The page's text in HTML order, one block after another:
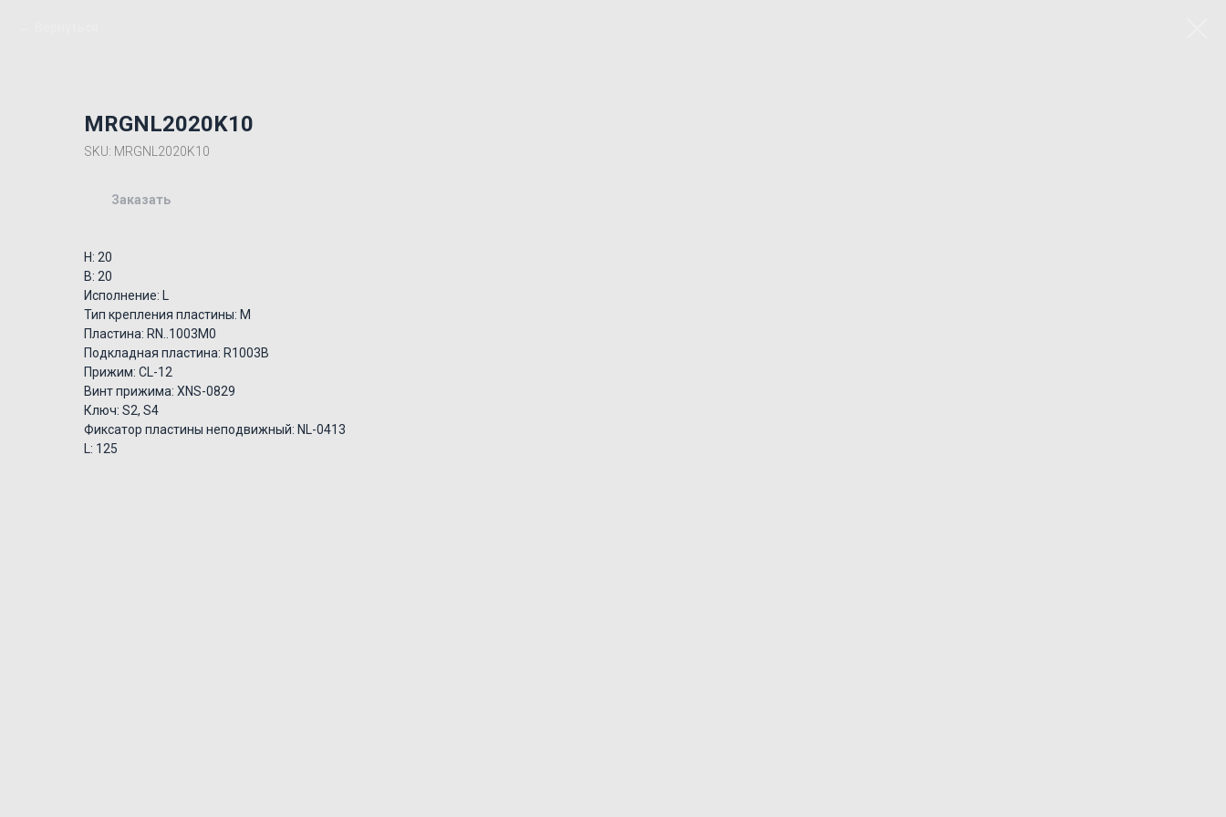
MRGNL2020K10
SKU: MRGNL2020K10
Заказать
H: 20
B: 20
Исполнение: L
Тип крепления пластины: M
Пластина: RN..1003M0
Подкладная пластина: R1003B
Прижим: CL-12
Винт прижима: XNS-0829
Ключ: S2, S4
Фиксатор пластины неподвижный: NL-0413
L: 125